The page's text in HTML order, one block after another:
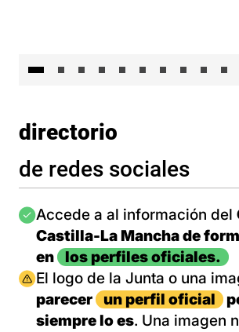
directorio
de redes sociales
Imagen
Accede a al información del
Castilla-La Mancha de
en
los perfiles oficiales.
Imagen
El logo de la Junta o una
parecer
un perfil oficial
siempre lo es. Una imagen